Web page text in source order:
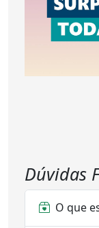
Dúvidas
O que